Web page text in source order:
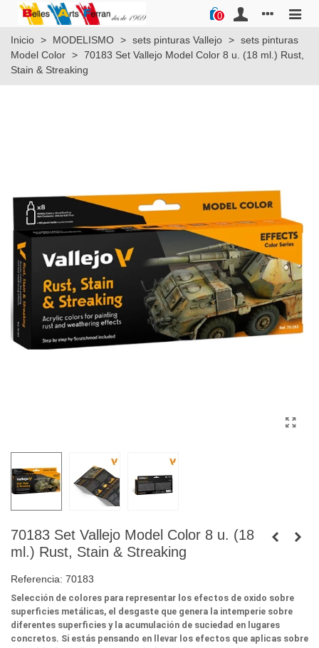
0
Inicio > MODELISMO > sets pinturas Vallejo > sets pinturas
Model Color > 70183 Set Vallejo Model Color 8 u. (18 ml.) Rust,
Stain & Streaking
70183 Set Vallejo Model Color 8 u. (18
ml.) Rust, Stain & Streaking
Referencia: 70183
Selección de colores para representar los efectos de oxido sobre
superficies metálicas, el desgaste que genera la intemperie sobre
diferentes superficies y la acumulación de suciedad en lugares
concretos. Si estás pensando en llevar los efectos que aplicas sobre